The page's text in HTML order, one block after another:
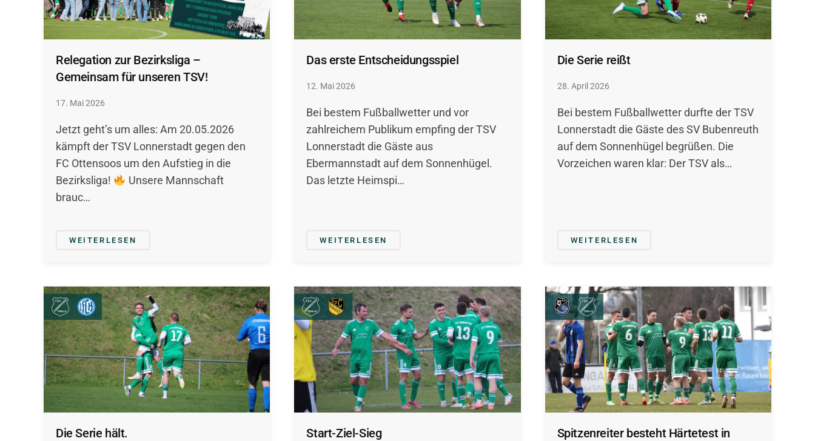
Relegation zur Bezirksliga –
Gemeinsam für unseren TSV!
17. Mai 2026
Jetzt geht’s um alles: Am 20.05.2026
kämpft der TSV Lonnerstadt gegen den
FC Ottensoos um den Aufstieg in die
Bezirksliga!
Unsere Mannschaft
brauc…
WEITERLESEN
Das erste Entscheidungsspiel
12. Mai 2026
Bei bestem Fußballwetter und vor
zahlreichem Publikum empfing der TSV
Lonnerstadt die Gäste aus
Ebermannstadt auf dem Sonnenhügel.
Das letzte Heimspi…
WEITERLESEN
Die Serie reißt
28. April 2026
Bei bestem Fußballwetter durfte der TSV
Lonnerstadt die Gäste des SV Bubenreuth
auf dem Sonnenhügel begrüßen. Die
Vorzeichen waren klar: Der TSV als…
WEITERLESEN
Die Serie hält. Start-Ziel-Sieg
Spitzenreiter besteht Härtetest in